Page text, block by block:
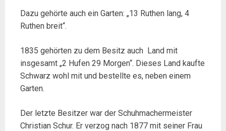
Dazu gehörte auch ein Garten: „13 Ruthen lang, 4
Ruthen breit“.
1835 gehörten zu dem Besitz auch Land mit
insgesamt „2 Hufen 29 Morgen“. Dieses Land kaufte
Schwarz wohl mit und bestellte es, neben einem
Garten.
Der letzte Besitzer war der Schuhmachermeister
Christian Schur. Er verzog nach 1877 mit seiner Frau